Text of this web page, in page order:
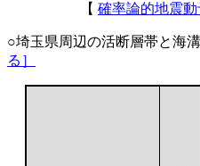
【 確率論的地震動
○埼玉県周辺の活断層帯と海
る］